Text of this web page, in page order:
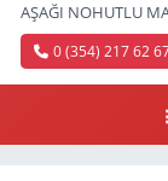
AŞAĞI NOHUTLU
0 (354) 217 62